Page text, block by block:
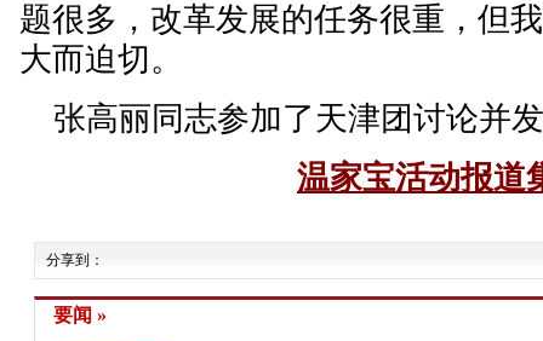
题很多，改革发展的任务很重，但
大而迫切。
张高丽同志参加了天津团讨论并
温家宝活动报道
分享到：
要闻 »